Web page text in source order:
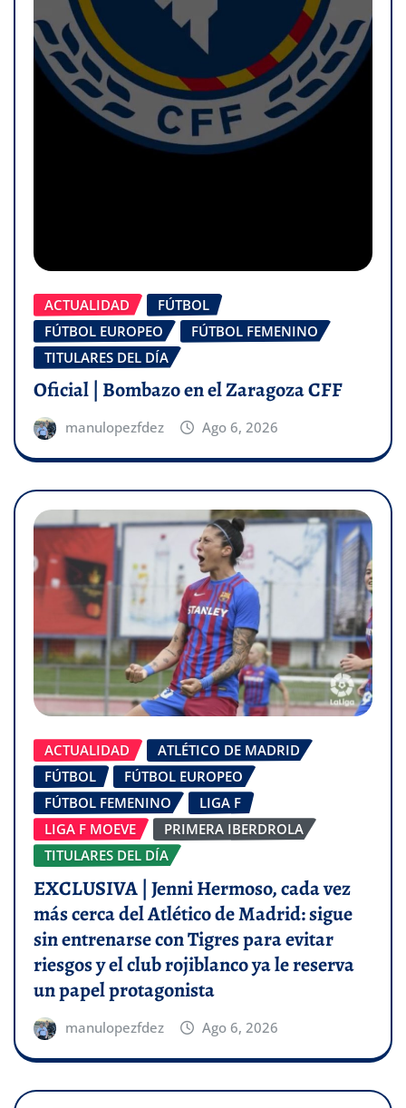
ACTUALIDAD
FÚTBOL
FÚTBOL EUROPEO
FÚTBOL FEMENINO
TITULARES DEL DÍA
Oficial | Bombazo en el Zaragoza CFF
manulopezfdez Ago 6, 2026
ACTUALIDAD
ATLÉTICO DE MADRID
FÚTBOL
FÚTBOL EUROPEO
FÚTBOL FEMENINO
LIGA F
LIGA F MOEVE
PRIMERA IBERDROLA
TITULARES DEL DÍA
EXCLUSIVA | Jenni Hermoso, cada vez
más cerca del Atlético de Madrid: sigue
sin entrenarse con Tigres para evitar
riesgos y el club rojiblanco ya le reserva
un papel protagonista
manulopezfdez Ago 6, 2026